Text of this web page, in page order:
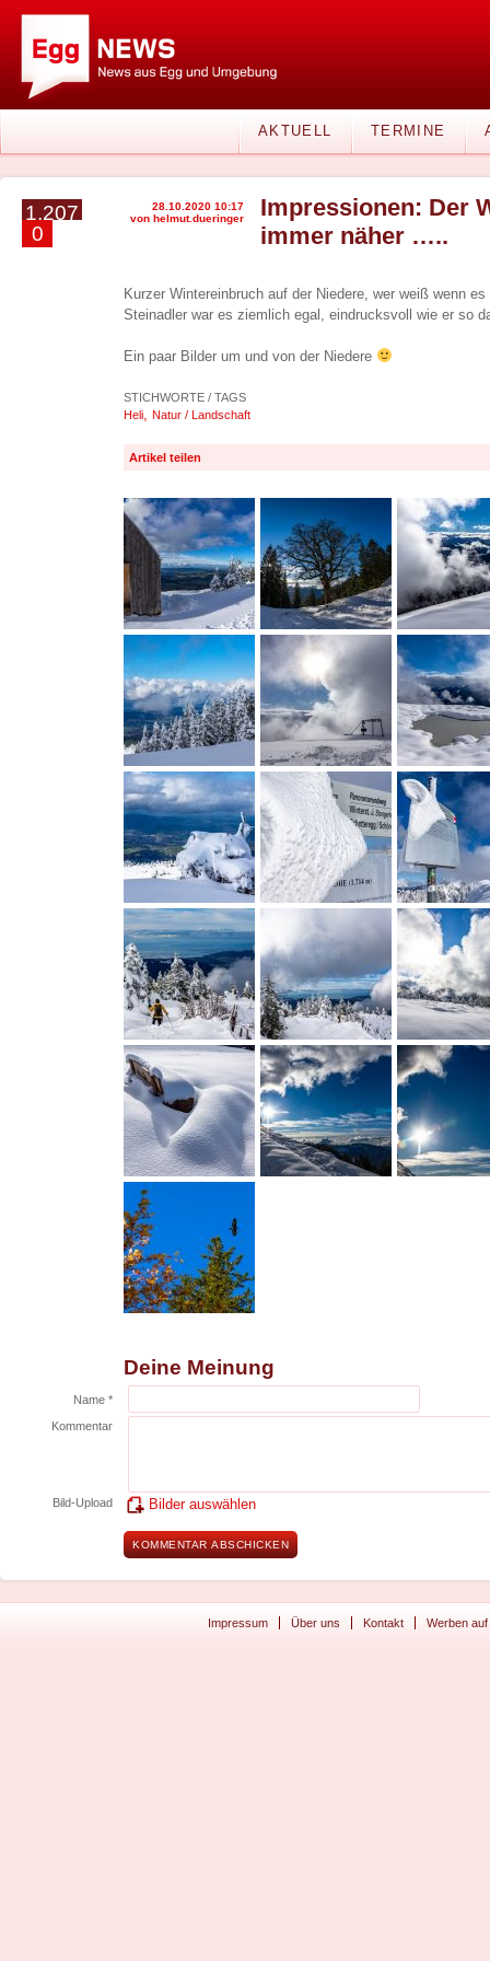
AKTUELL TERMINE
1.207
0
28.10.2020 10:17
von helmut.dueringer
Impressionen: Der
immer näher …..
Kurzer Wintereinbruch auf der Niedere, wer weiß wenn
Steinadler war es ziemlich egal, eindrucksvoll wie er so
Ein paar Bilder um und von der Niedere
STICHWORTE / TAGS
Heli, Natur / Landschaft
Artikel teilen
Deine Meinung
Name *
Kommentar
Bild-Upload Bilder auswählen
Impressum Über uns Kontakt Werben